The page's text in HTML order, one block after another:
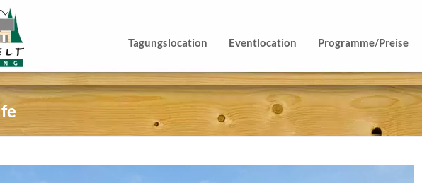
Tagungslocation Eventlocation Programme/Preise